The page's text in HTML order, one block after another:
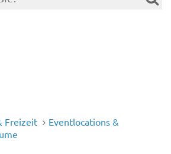
Freizeit
Eventlocations &